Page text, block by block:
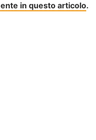
in questo articolo.